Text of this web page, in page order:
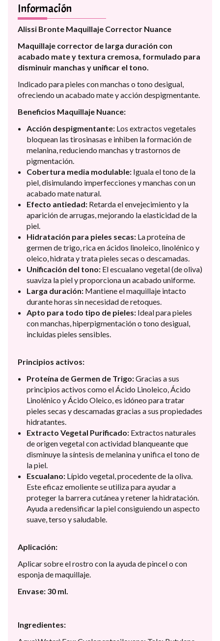
Información
Alissi Bronte Maquillaje Corrector Nuance
Maquillaje corrector de larga duración con
acabado mate y textura cremosa, formulado para
disminuir manchas y unificar el tono.
Indicado para pieles con manchas o tono desigual,
ofreciendo un acabado mate y acción despigmentante.
Beneficios Maquillaje Nuance:
Acción despigmentante: Los extractos vegetales
bloquean las tirosinasas e inhiben la formación de
melanina, reduciendo manchas y trastornos de
pigmentación.
Cobertura media modulable: Iguala el tono de la
piel, disimulando imperfecciones y manchas con un
acabado mate natural.
Efecto antiedad: Retarda el envejecimiento y la
aparición de arrugas, mejorando la elasticidad de la
piel.
Hidratación para pieles secas: La proteína de
germen de trigo, rica en ácidos linoleico, linolénico y
oleico, hidrata y trata pieles secas o descamadas.
Unificación del tono: El escualano vegetal (de oliva)
suaviza la piel y proporciona un acabado uniforme.
Larga duración: Mantiene el maquillaje intacto
durante horas sin necesidad de retoques.
Apto para todo tipo de pieles: Ideal para pieles
con manchas, hiperpigmentación o tono desigual,
incluidas pieles sensibles.
Principios activos:
Proteína de Germen de Trigo:Gracias a sus
principios activos como el Ácido Linoleico, Ácido
Linolénico y Ácido Oleico, es idóneo para tratar
pieles secas y descamadas gracias a sus propiedades
hidratantes.
Extracto Vegetal Purificado: Extractos naturales
de origen vegetal con actividad blanqueante que
disminuye la síntesis de melanina y unifica el tono de
la piel.
Escualano: Lípido vegetal, procedente de la oliva.
Este eficaz emoliente se utiliza para ayudar a
proteger la barrera cutánea y retener la hidratación.
Ayuda a redensificar la piel consiguiendo un aspecto
suave, terso y saludable.
Aplicación:
Aplicar sobre el rostro con la ayuda de pincel o con
esponja de maquillaje.
Envase: 30 ml.
Ingredientes: